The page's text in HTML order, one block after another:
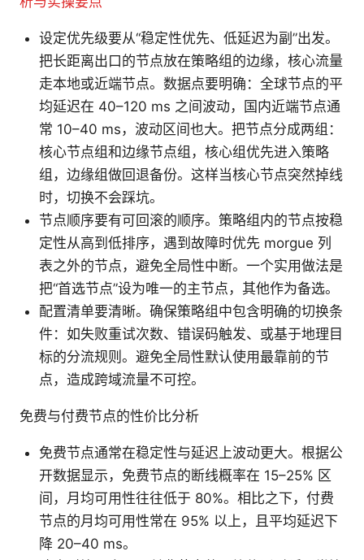
设定优先级要从“稳定性优先、低延迟为副”出发。
把长距离出口的节点放在策略组的边缘，核心流量
走本地或近端节点。数据点要明确：全球节点的平
均延迟在 40–120 ms 之间波动，国内近端节点通
常 10–40 ms，波动区间也大。把节点分成两组：
核心节点组和边缘节点组，核心组优先进入策略
组，边缘组做回退备份。这样当核心节点突然掉线
时，切换不会踩坑。
节点顺序要有可回滚的顺序。策略组内的节点按稳
定性从高到低排序，遇到故障时优先 morgue 列
表之外的节点，避免全局性中断。一个实用做法是
把“首选节点”设为唯一的主节点，其他作为备选。
配置清单要清晰。确保策略组中包含明确的切换条
件：如失败重试次数、错误码触发、或基于地理目
标的分流规则。避免全局性默认使用最靠前的节
点，造成跨域流量不可控。
免费与付费节点的性价比分析
免费节点通常在稳定性与延迟上波动更大。根据公
开数据显示，免费节点的断线概率在 15–25% 区
间，月均可用性往往低于 80%。相比之下，付费
节点的月均可用性常在 95% 以上，且平均延迟下
降 20–40 ms。